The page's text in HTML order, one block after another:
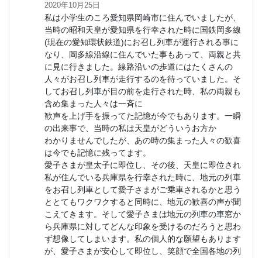
2020年10月25日
私は小学生のころ愛知県岡崎市に住んでいましたが、
当時の昭和天皇が愛知県を行幸された時に国鉄岡多線
(現在の愛知環状鉄道)にお召し列車が運行される事に
なり、岡多線沿線に住んでいた事もあって、両親と共
に見に行きました。線路沿いの歩道にはたくさんの
人々がお召し列車が走行するのを待っていました。そ
してお召し列車が目の前を走行された時、私の両親も
含め集まった人々は一斉に
歓声を上げ手を振ってた記憶が今でもあります。一瞬
の出来事で、当時の私は天皇がどういうお方か
わかりませんでしたが、あの時の集まった人々の歓喜
は今でも記憶に残ってます。
愛子さまが皇太子に即位し、その後、天皇に即位され
私が住んでいる兵庫県を行幸された時に、地元の列車
をお召し列車として愛子さまがご乗車されるかと思う
ととてもワクワクすると同時に、地元の歓喜の声が聞
こえてきます。そして愛子さまは地元の列車の車窓か
ら兵庫県に対してどんな印象を受けるのだろうと思わ
ず想像してしまいます。私の個人的な願望もあります
が、愛子さまが安心して即位し、笑顔で全国各地の列